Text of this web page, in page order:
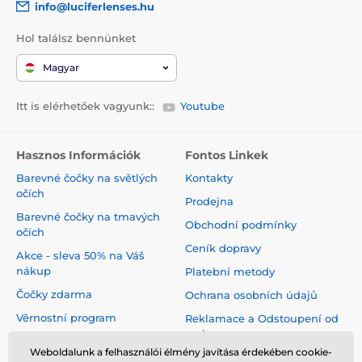
oživit váš vzhled.
Cosplay a kostýmy
Dioptrické barevné kontaktní čočky nejsou jen kosmetickým
váš zrak, tak váš vzhled. Prozkoumejte naši nabídku a
info@luciferlenses.hu
Hol találsz bennünket
Magyar
Itt is elérhetőek vagyunk:: Youtube
Hasznos Információk
Barevné čočky na světlých
očích
Barevné čočky na tmavých
očích
Akce - sleva 50% na Váš
nákup
Čočky zdarma
Věrnostní program
Fontos Linkek
Kontakty
Prodejna
Obchodní podmínky
Ceník dopravy
Platební metody
Ochrana osobních údajů
Reklamace a Odstoupení od
smlouvy
Weboldalunk a felhasználói élmény javítása érdekében cookie-